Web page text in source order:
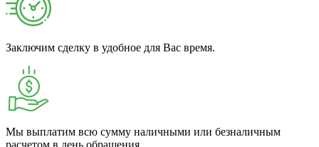
Заключим сделку в удобное для Вас время.
Мы выплатим всю сумму наличными или безналичным
расчетом в день обращения.